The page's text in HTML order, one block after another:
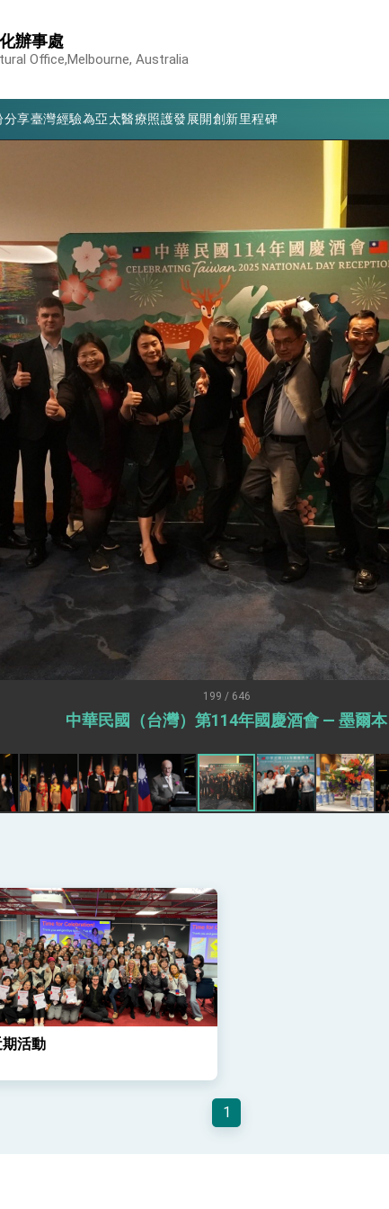
辦事處
Office,Melbourne, Australia
凰城辦事處」，進一步深化台美交流合作
世界」及「台灣智慧醫療與健康產業展」預告短片，向世界展現
有權利走向世界 盼與理念相近國家共同維護國際秩序
行國是訪問
5大歷史性突破 總統強調將以3大面向加速臺灣經濟轉型升級 籲
稅15%且不疊加 我輸美2072項產品豁免對等關稅
：自由世界 需要台灣，團結合作方能守護繁榮
外交部長林佳龍出席《台
者會 說明臺美合作三大戰略方向 盼與民主夥伴共同引領 下一個
訪，闡述印太安全局勢，籲深化台印尼半導體供應鏈合作
蓋耶哥訪問團
爾基金會」訪問團一行，深化跨大西洋戰略夥伴關係
時間完成「臺美對等貿易協定」簽署
灣取得有利戰略地位 全力支持「臺美對等貿易協定」簽署
灣雄厚數位實力，達成固邦榮邦目標
經濟合作策略小組」跨部會會議
度支持「總合外交」與台歐美日關係深化
總統以「韌性之島，希望之光」為題發表2026新 年談話
戰 堅持團結 迎風轉型 穩健前行
凰城辦事處」，進一步深化台美交流合作
199 / 646
中華民國（台灣）第114年國慶酒會 — 墨爾本
活動
1